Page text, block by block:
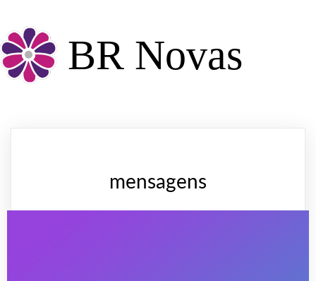
BR Novas
mensagens